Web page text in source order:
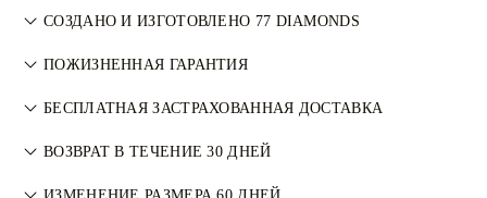
СОЗДАНО И ИЗГОТОВЛЕНО 77 DIAMONDS
Искусство ювелирного мастерства, воплощённое
ПОЖИЗНЕННАЯ ГАРАНТИЯ
При любой покупке в 77 Diamonds предоставляется
необходимые ремонты выполняются бесплатно.
БЕСПЛАТНАЯ ЗАСТРАХОВАННАЯ ДОСТАВКА
Все почтовые расходы бесплатны, независимо от того, где
ВОЗВРАТ В ТЕЧЕНИЕ 30 ДНЕЙ
Если вы не полностью довольны покупкой, вы можете